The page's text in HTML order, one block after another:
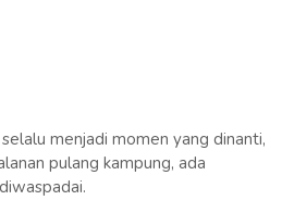
menjadi momen yang dinanti,
pulang kampung, ada